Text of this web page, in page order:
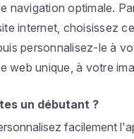
navigation optimale.
internet, choisissez
personnalisez-le à
web unique, à votre
un débutant ?
facilement